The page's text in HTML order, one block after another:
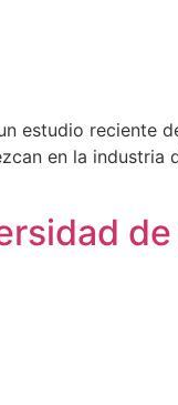
estudio reciente
en la industria